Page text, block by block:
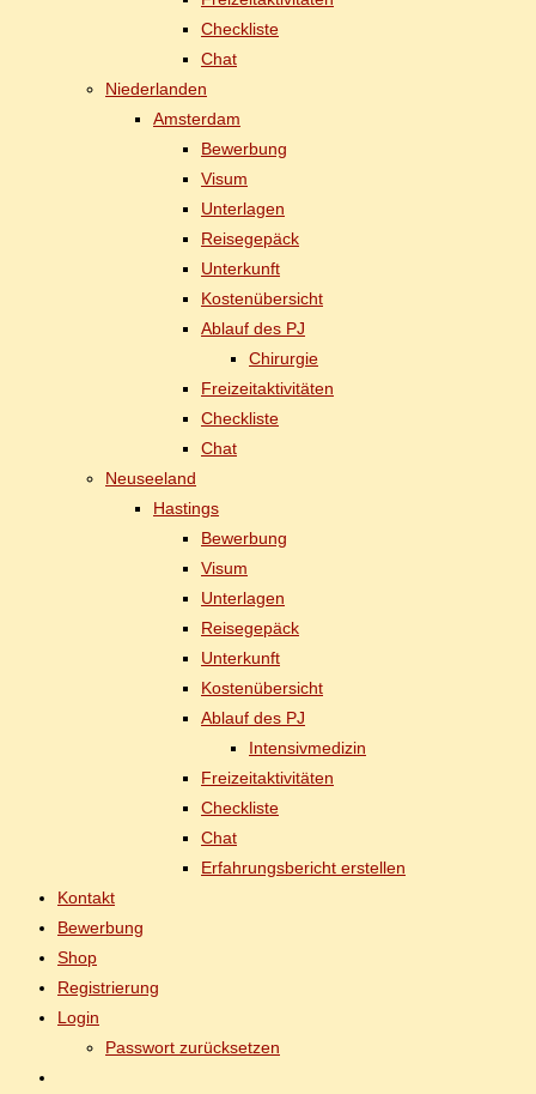
Check­lis­te
Chat
Nie­der­lan­den
Ams­ter­dam
Be­wer­bung
Vi­sum
Un­ter­la­gen
Rei­se­ge­päck
Un­ter­kunft
Kos­ten­über­sicht
Ab­lauf des PJ
Chir­ur­gie
Frei­zeit­ak­ti­vi­tä­ten
Check­lis­te
Chat
Neu­see­land
Has­tings
Be­wer­bung
Vi­sum
Un­ter­la­gen
Rei­se­ge­päck
Un­ter­kunft
Kos­ten­über­sicht
Ab­lauf des PJ
In­ten­siv­me­di­zin
Frei­zeit­ak­ti­vi­tä­ten
Check­lis­te
Chat
Er­fah­rungs­be­richt erstellen
Kon­takt
Be­wer­bung
Shop
Re­gis­trie­rung
Log­in
Pass­wort zurücksetzen